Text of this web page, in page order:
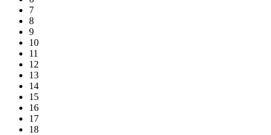
7
8
9
10
11
12
13
14
15
16
17
18